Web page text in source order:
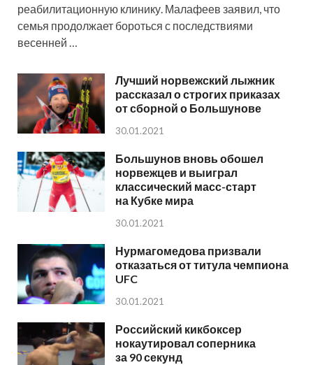
реабилитационную клинику. Малафеев заявил, что
семья продолжает бороться с последствиями
весенней …
Лучший норвежский лыжник
рассказал о строгих приказах
от сборной о Большунове
30.01.2021
Большунов вновь обошел
норвежцев и выиграл
классический масс-старт
на Кубке мира
30.01.2021
Нурмагомедова призвали
отказаться от титула чемпиона
UFC
30.01.2021
Российский кикбоксер
нокаутировал соперника
за 90 секунд